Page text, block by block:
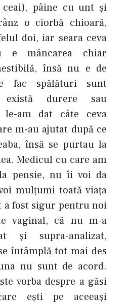
ceai), pâine cu unt şi
o ciorbă chioară,
doi, iar seara ceva
e mâncarea chiar
însă nu e de
fac spălături sunt
durere sau
le-am dat câte ceva
m-au ajutat după ce
însă se purtau la
Medicul cu care am
pensie, nu îi voi da
mulţumi toată viaţa
a fost sigur pentru noi
vaginal, că nu m-a
şi supra-analizat,
întâmplă tot mai des
nu sunt de acord.
vorba despre a găsi
eşti pe aceeaşi